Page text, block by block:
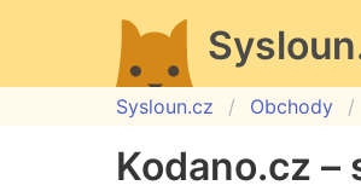
Sysloun.cz Obchody
Kodano.cz –